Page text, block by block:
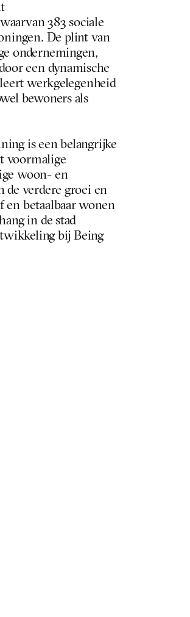
383 sociale
De plint van
ondernemingen,
een dynamische
werkgelegenheid
bewoners als
is een belangrijke
voormalige
woon- en
de verdere groei en
betaalbaar wonen
in de stad
bij Being